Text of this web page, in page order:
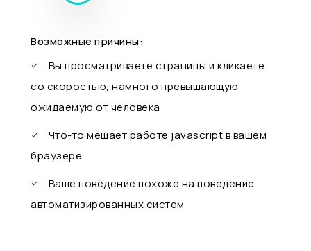
Возможные причины:
Вы просматриваете страницы и кликаете
со скоростью, намного превышающую
ожидаемую от человека
Что-то мешает работе javascript в вашем
браузере
Ваше поведение похоже на поведение
автоматизированных систем